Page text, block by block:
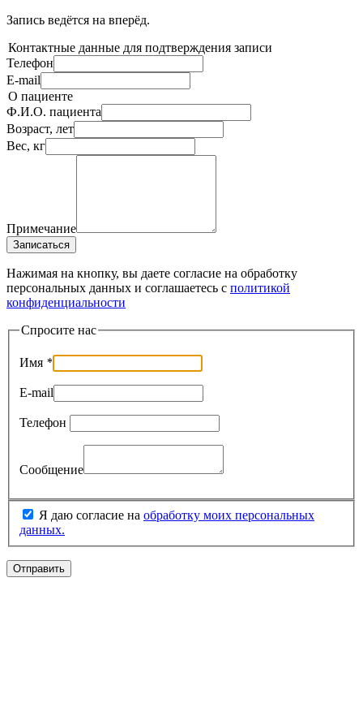
Запись ведётся на вперёд.
Контактные данные для подтверждения записи
Телефон
E-mail
О пациенте
Ф.И.О. пациента
Возраст, лет
Вес, кг
Примечание
Записаться
Нажимая на кнопку, вы даете согласие на обработку
персональных данных и соглашаетесь c политикой
конфиденциальности
Спросите нас
Имя *
E-mail
Телефон
Сообщение
Я даю согласие на обработку моих персональных
данных.
Отправить